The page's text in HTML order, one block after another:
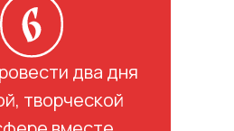
два дня
творческой